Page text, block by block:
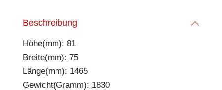
Beschreibung
Höhe(mm): 81
Breite(mm): 75
Länge(mm): 1465
Gewicht(Gramm): 1830